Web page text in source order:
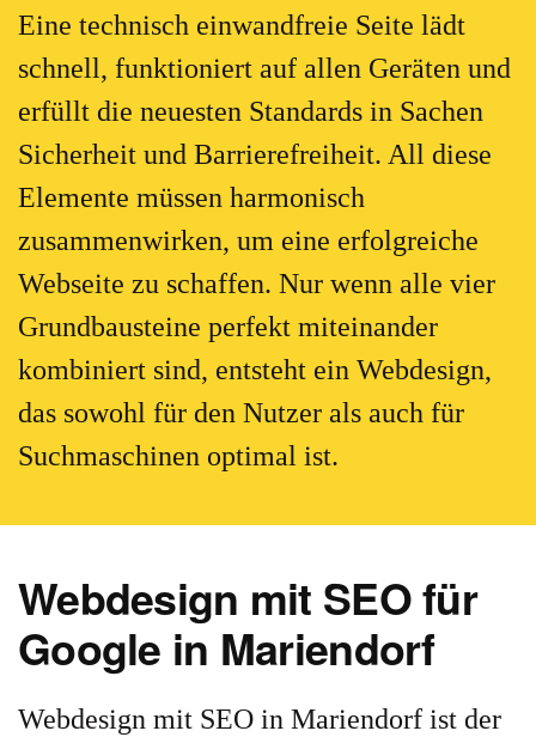
Eine technisch einwandfreie Seite lädt
schnell, funktioniert auf allen Geräten und
erfüllt die neuesten Standards in Sachen
Sicherheit und Barrierefreiheit. All diese
Elemente müssen harmonisch
zusammenwirken, um eine erfolgreiche
Webseite zu schaffen. Nur wenn alle vier
Grundbausteine perfekt miteinander
kombiniert sind, entsteht ein Webdesign,
das sowohl für den Nutzer als auch für
Suchmaschinen optimal ist.
Webdesign mit SEO für
Google in Mariendorf
Webdesign mit SEO in Mariendorf ist der